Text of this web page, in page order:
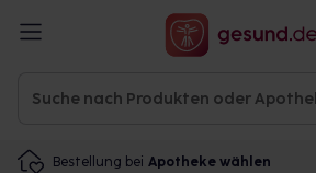
Bestellung bei Apotheke wählen